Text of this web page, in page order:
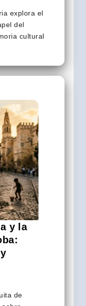
explora el
del
cultural
y la
de